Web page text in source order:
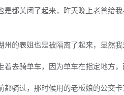
是都关闭了起来，昨天晚上老爸给
的表姐也是被隔离了起来，显然我
着去骑单车，因为单车在指定地方
骑过，那时候用的老板娘的公交卡